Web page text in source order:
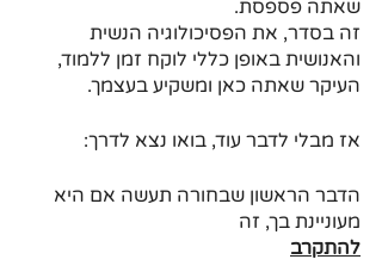
שאתה פספסת.
זה בסדר, את הפסיכולוגיה הנשית
והאנושית באופן כללי לוקח זמן ללמוד,
העיקר שאתה כאן ומשקיע בעצמך.
אז מבלי לדבר עוד, בואו נצא לדרך:
הדבר הראשון שבחורה תעשה אם היא
מעוניינת בך, זה
להתקרב